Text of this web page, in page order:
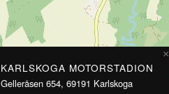
KARLSKOGA MOTORSTADION
Gelleråsen 654, 69191 Karlskoga
×